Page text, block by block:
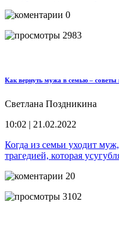
0
2983
Как вернуть мужа в семью – советы
Светлана Поздникина
10:02 | 21.02.2022
Когда из семьи уходит
трагедией, которая
20
3102